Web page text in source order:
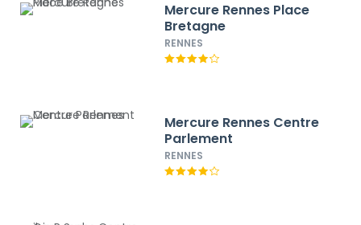
Mercure Rennes Place
Bretagne
RENNES
Mercure Rennes Centre
Parlement
RENNES